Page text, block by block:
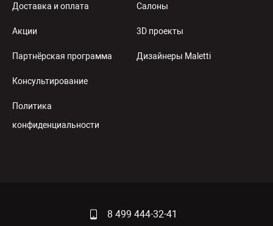
Доставка и оплата
Акции
Партнёрская программа
Консультирование
Политика
конфиденциальности
Салоны
3D проекты
Дизайнеры Maletti
8 499 444-32-41